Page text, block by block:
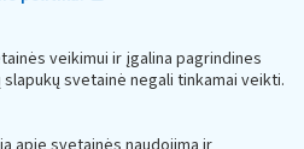
veikimui ir įgalina pagrindines
svetainė negali tinkamai veikti.